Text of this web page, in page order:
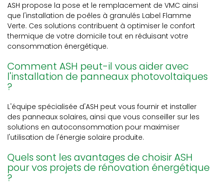
ASH propose la pose et le remplacement de VMC ainsi
que l'installation de poêles à granulés Label Flamme
Verte. Ces solutions contribuent à optimiser le confort
thermique de votre domicile tout en réduisant votre
consommation énergétique.
Comment ASH peut-il vous aider avec
l'installation de panneaux photovoltaïques
?
L'équipe spécialisée d'ASH peut vous fournir et installer
des panneaux solaires, ainsi que vous conseiller sur les
solutions en autoconsommation pour maximiser
l'utilisation de l'énergie solaire produite.
Quels sont les avantages de choisir ASH
pour vos projets de rénovation énergétique
?